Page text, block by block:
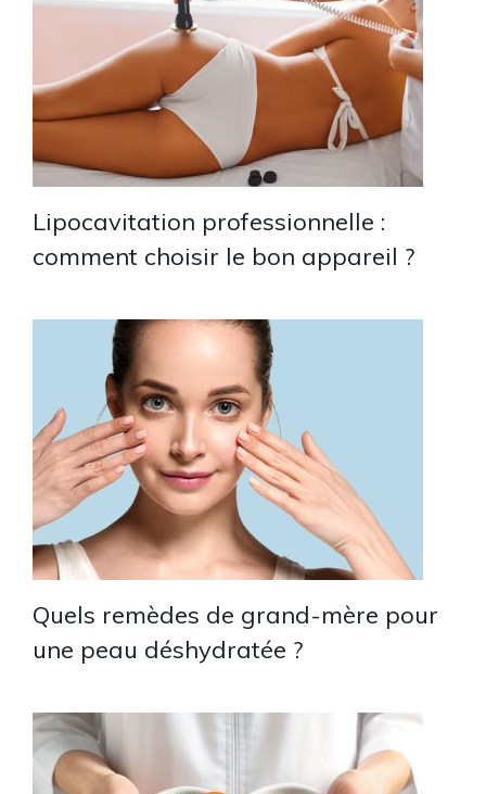
Lipocavitation professionnelle :
comment choisir le bon appareil ?
Quels remèdes de grand-mère pour
une peau déshydratée ?